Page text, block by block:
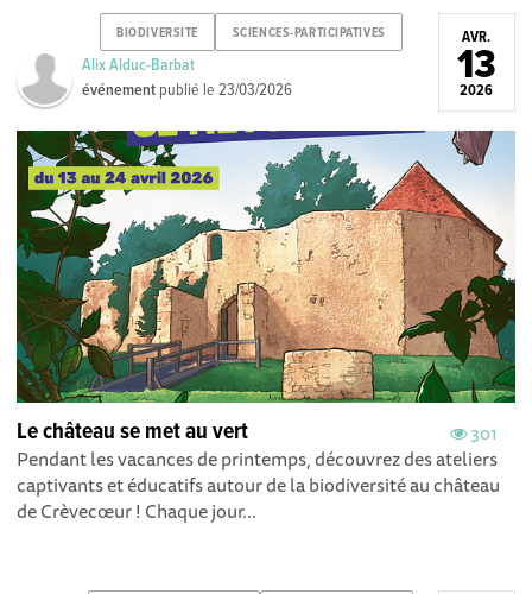
BIODIVERSITE SCIENCES-PARTICIPATIVES
Alix Alduc-Barbat
événement publié le23/03/2026
AVR.
13
2026
301
Le château se met au vert
Pendant les vacances de printemps, découvrez des ateliers
captivants et éducatifs autour de la biodiversité au château
de Crèvecœur ! Chaque jour...